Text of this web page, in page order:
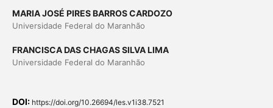
MARIA JOSÉ PIRES BARROS CARDOZO
Universidade Federal do Maranhão
FRANCISCA DAS CHAGAS SILVA LIMA
Universidade Federal do Maranhão
DOI: https://doi.org/10.26694/les.v1i38.7521